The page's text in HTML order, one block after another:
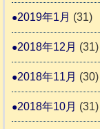
2019年1月 (31)
2018年12月 (31)
2018年11月 (30)
2018年10月 (31)